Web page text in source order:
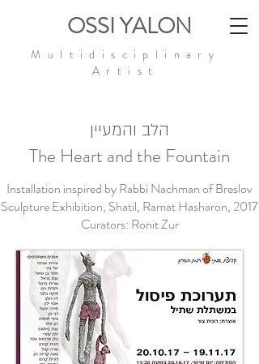
OSSI YALON
Multidisciplinary
Artist
הלב והמעיין
The Heart and the Fountain
Installation inspired by Rabbi Nachman of Breslov
Sculpture Exhibition, Shatil, Ramat Hasharon, 2017
Curators: Ronit Zur